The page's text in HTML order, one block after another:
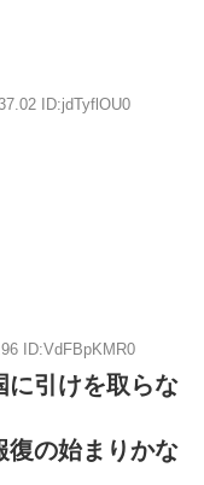
ID:jdTyflOU0
ID:VdFBpKMR0
に引けを取らな
復の始まりかな